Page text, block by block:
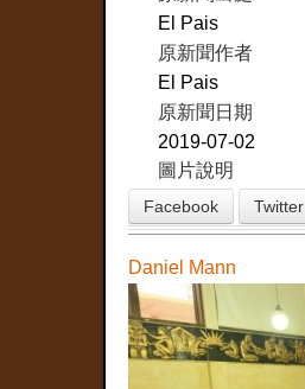
El Pais
原新聞作者
El Pais
原新聞日期
2019-07-02
圖片說明
Facebook Twitter
Daniel Mann